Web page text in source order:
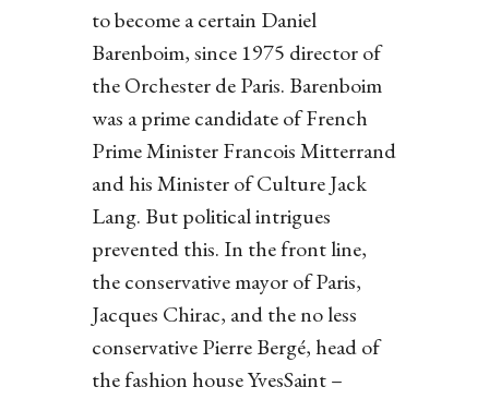
to become a certain Daniel
Barenboim, since 1975 director of
the Orchester de Paris. Barenboim
was a prime candidate of French
Prime Minister Francois Mitterrand
and his Minister of Culture Jack
Lang. But political intrigues
prevented this. In the front line,
the conservative mayor of Paris,
Jacques Chirac, and the no less
conservative Pierre Bergé, head of
the fashion house YvesSaint –